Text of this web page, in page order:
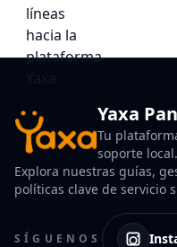
Yaxa
Tu
soporte local.
Explora nuestras guías,
políticas clave de servicio
SÍGUENOS